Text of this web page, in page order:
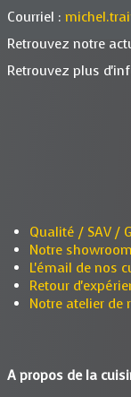
Courriel :
Retrouvez notre
Retrouvez plus
Qualité / SAV /
Notre showroom
L'émail de nos
Retour
Notre atelier de
A propos de la